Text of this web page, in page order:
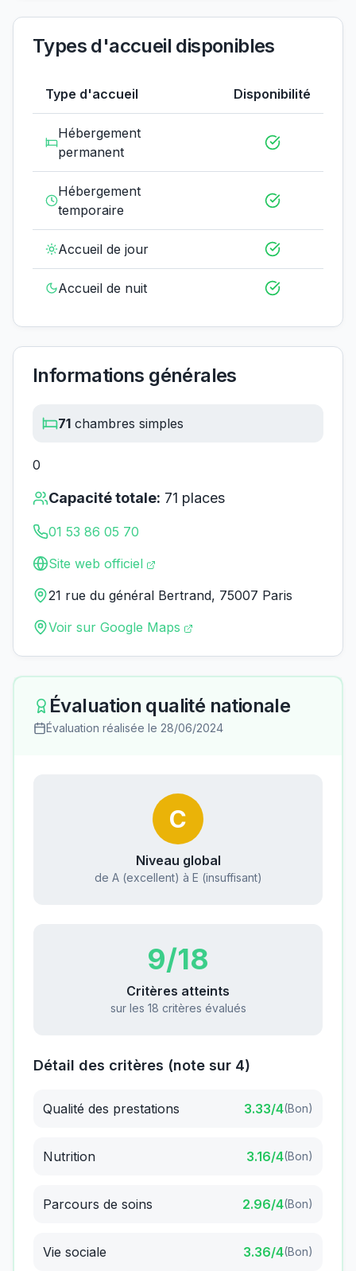
Types d'accueil disponibles
Type d'accueil Disponibilité
Hébergement
permanent
Hébergement
temporaire
Accueil de jour
Accueil de nuit
Informations générales
71 chambres simples
0
Capacité totale: 71 places
01 53 86 05 70
Site web officiel
21 rue du général Bertrand, 75007 Paris
Voir sur Google Maps
Évaluation qualité nationale
Évaluation réalisée le 28/06/2024
C
Niveau global
de A (excellent) à E (insuffisant)
9/18
Critères atteints
sur les 18 critères évalués
Détail des critères (note sur 4)
Qualité des prestations 3.33/4(Bon)
Nutrition 3.16/4(Bon)
Parcours de soins 2.96/4(Bon)
Vie sociale 3.36/4(Bon)